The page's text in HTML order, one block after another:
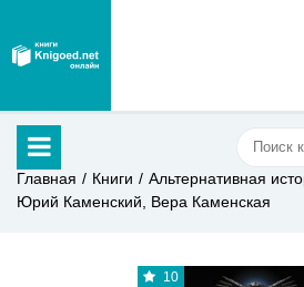
Главная Книги
Альтернативная
Юрий Каменский, Вера Каменская
10